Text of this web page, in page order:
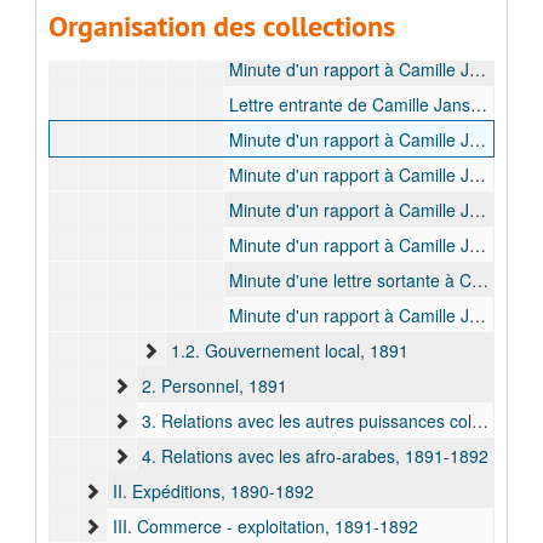
Organisation des collections
Correspondance avec le secrétaire d'état du département des Finances, Camille Janssen, 1891
Minute d'un rapport à Camille Janssen, bulk: [1891 juill.]
Lettre entrante de Camille Janssen, bulk: 1891 oct.
Minute d'un rapport à Camille Janssen, bulk: 1891 oct.
Minute d'un rapport à Camille Janssen, bulk: [1891]
Minute d'un rapport à Camille Janssen, bulk: [1891]
Minute d'un rapport à Camille Janssen, bulk: [1891]
Minute d'une lettre sortante à Camille Janssen, bulk: [1892 janv.]
Minute d'un rapport à Camille Janssen, bulk: [1892 juill.]
1.2. Gouvernement local, 1891
2. Personnel, 1891
3. Relations avec les autres puissances coloniales, 1891-1892
4. Relations avec les afro-arabes, 1891-1892
II. Expéditions, 1890-1892
III. Commerce - exploitation, 1891-1892